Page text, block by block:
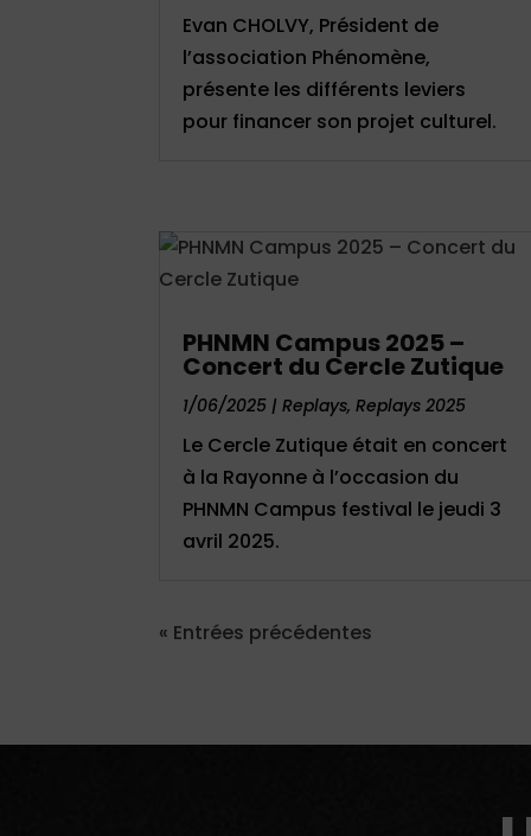
Evan CHOLVY, Président de
l’association Phénomène,
présente les différents leviers
pour financer son projet culturel.
PHNMN Campus 2025 –
Concert du Cercle Zutique
1/06/2025 |Replays,Replays 2025
Le Cercle Zutique était en concert
à la Rayonne à l’occasion du
PHNMN Campus festival le jeudi 3
avril 2025.
« Entrées précédentes